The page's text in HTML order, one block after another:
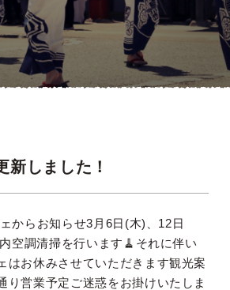
しました！
からお知らせ3月6日(木)、12日
空調清掃を行います🧹それに伴い
はお休みさせていただきます️︎観光案
り営業予定ご迷惑をお掛けいたしま